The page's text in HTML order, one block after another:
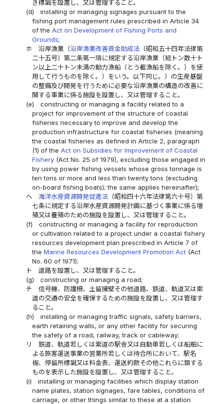
き標識を設置し、又は管理すること。
(d)
installing or managing signages pursuant to the
fishing port management rules prescribed in Article 34
of the Act on Development of Fishing Ports and
Grounds;
ホ
沿岸漁業（沿岸漁業改善資金助成法（昭和五十四年法律第
二十五号）第二条第一項に規定する沿岸漁業（総トン数十ト
ン以上二十トン未満の動力漁船（とう載漁船を除く。）を使
用して行うものを除く。）をいう。以下同じ。）の生産基盤
の整備及び開発を行うために必要な沿岸漁業の構造の改善に
関する事業に係る施設を設置し、又は管理すること。
(e)
constructing or managing a facility related to a
project for improvement of the structure of coastal
fisheries necessary to improve and develop the
production infrastructure for coastal fisheries (meaning
the coastal fisheries as defined in Article 2, paragraph
(1) of the Act on Subsidies for Improvement of Coastal
Fishery(Act No. 25 of 1979), excluding those engaged in
by using power fishing vessels whose gross tonnage is
ten tons or more and less than twenty tons (excluding
on-board fishing boats); the same applies hereinafter);
ヘ
海洋水産資源開発促進法（昭和四十六年法律第六十号）第
七条に規定する沿岸水産資源開発計画に基づく事業に係る増
殖又は養殖のための施設を設置し、又は管理すること。
(f)
constructing or managing a facility for reproduction
or cultivation related to a project under a coastal fishery
resources development plan prescribed in Article 7 of
the Marine Resources Development Promotion Act (Act
No. 60 of 1971);
ト
道路を設置し、又は管理すること。
(g)
constructing or managing a road;
チ
信号機、防護柵、土留擁壁その他道路、鉄道、軌道又は索
道の交通の安全を確保するための施設を設置し、又は管理す
ること。
(h)
installing or managing traffic signals, safety barriers,
earth retaining walls, or any other facility for securing
the safety of a road, railway, track or cableway;
リ
鉄道、軌道若しくは索道の駅舎又は自動車若しくは船舶に
よる旅客運送事業の営業所若しくは待合所において、駅名
板、停留所標識又は料金表、運送約款その他これらに類する
ものを表示した施設を設置し、又は管理すること。
(i)
installing or managing facilities which display station
name plates, station signages, fare tables, conditions of
carriage, or other things similar to these at a station